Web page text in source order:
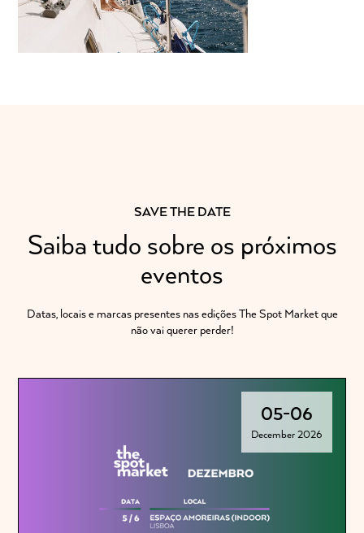
SAVE THE DATE
Saiba tudo sobre os próximos
eventos
Datas, locais e marcas presentes nas edições The Spot Market que
não vai querer perder!
05-06
December 2026